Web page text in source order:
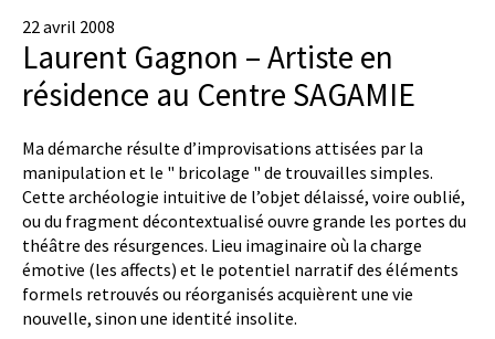
22 avril 2008
Laurent Gagnon – Artiste en
résidence au Centre SAGAMIE
Ma démarche résulte d’improvisations attisées par la
manipulation et le " bricolage " de trouvailles simples.
Cette archéologie intuitive de l’objet délaissé, voire oublié,
ou du fragment décontextualisé ouvre grande les portes du
théâtre des résurgences. Lieu imaginaire où la charge
émotive (les affects) et le potentiel narratif des éléments
formels retrouvés ou réorganisés acquièrent une vie
nouvelle, sinon une identité insolite.